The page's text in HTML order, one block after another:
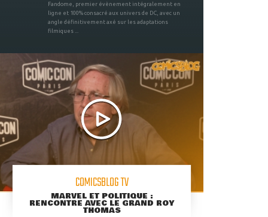
Fandome, premier évènement intégralement en
ligne et 100% consacré aux univers de DC, avec un
angle définitivement axé sur les adaptations
filmiques ...
COMICSBLOG TV
MARVEL ET POLITIQUE :
RENCONTRE AVEC LE GRAND ROY
THOMAS